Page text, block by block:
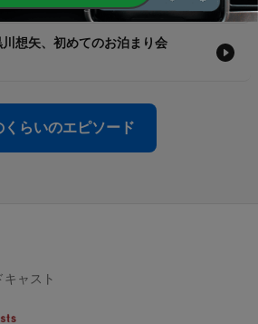
想矢、初めてのお泊まり会
くらいのエピソード
ャスト